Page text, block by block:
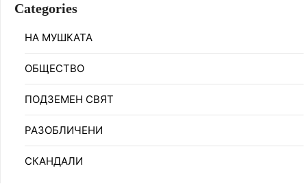
Categories
НА МУШКАТА
ОБЩЕСТВО
ПОДЗЕМЕН СВЯТ
РАЗОБЛИЧЕНИ
СКАНДАЛИ